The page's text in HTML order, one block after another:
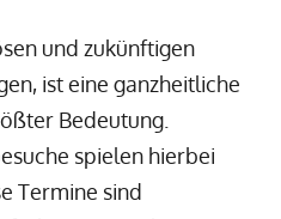
und zukünftigen
ist eine ganzheitliche
Bedeutung.
spielen hierbei
Termine sind